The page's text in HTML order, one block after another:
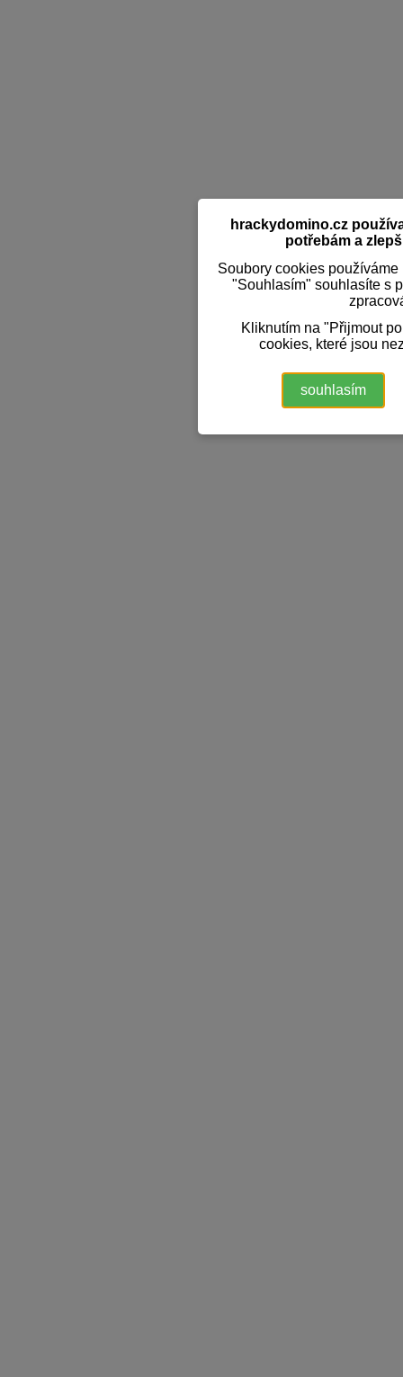
hrackydomino.cz
potřebám a
Soubory cookies
"Souhlasím" souhlasíte s
Kliknutím na "Přijmout
cookies, které jsou
souhlasím